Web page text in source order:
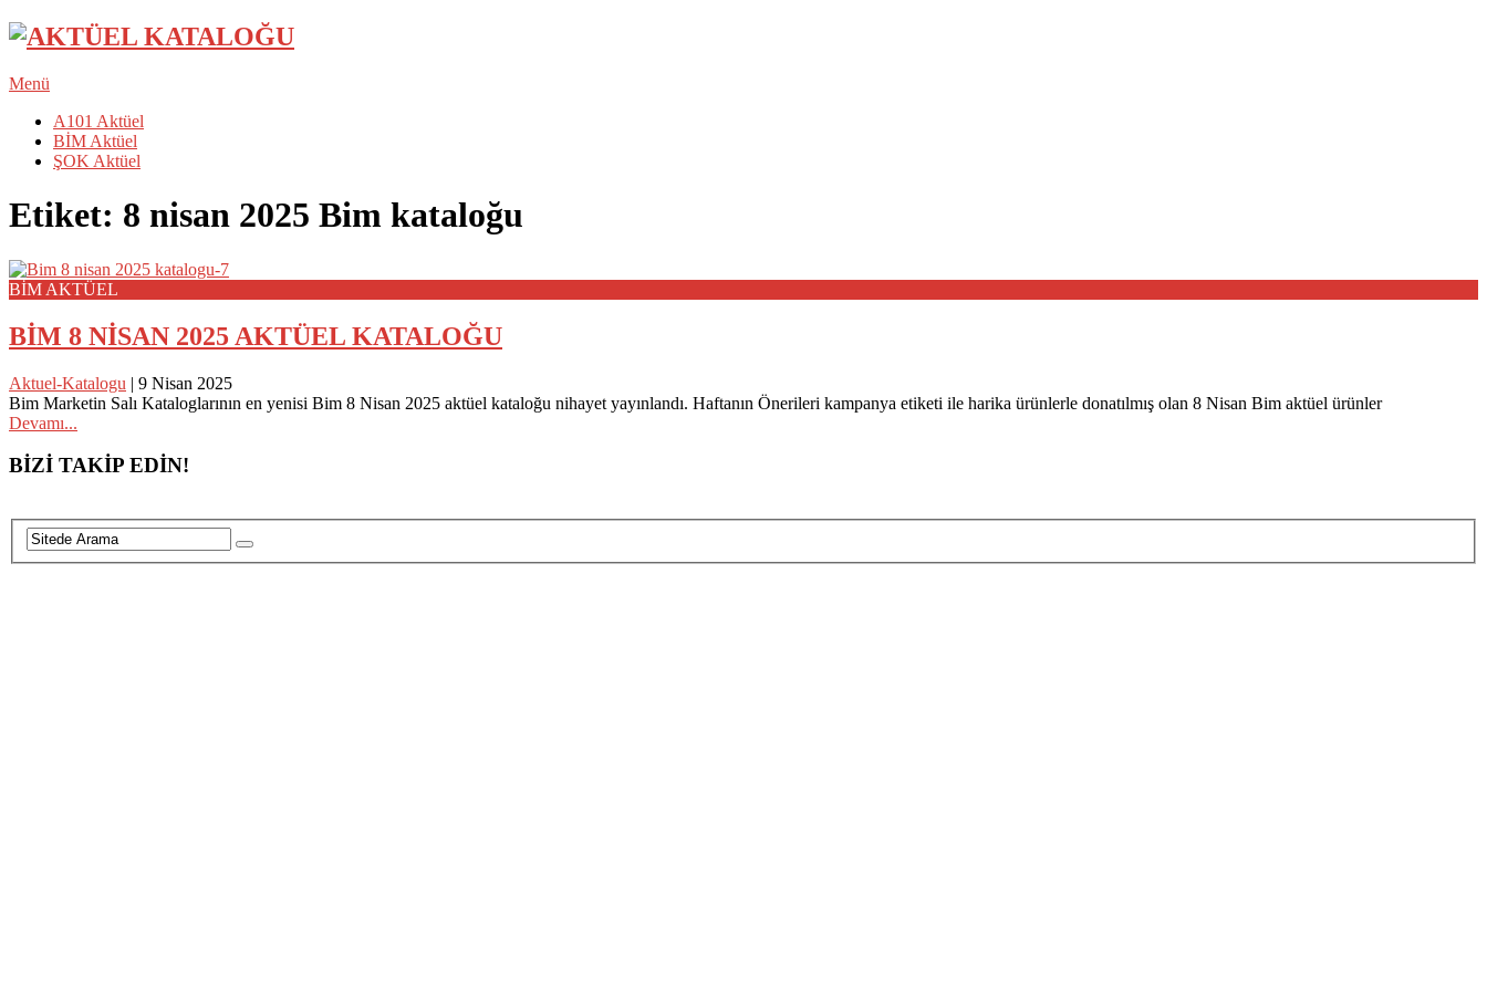
Menü
A101 Aktüel
BİM Aktüel
ŞOK Aktüel
Etiket: 8 nisan 2025 Bim kataloğu
BİM AKTÜEL
BİM 8 NİSAN 2025 AKTÜEL KATALOĞU
Aktuel-Katalogu | 9 Nisan 2025
Bim Marketin Salı Kataloglarının en yenisi Bim 8 Nisan 2025 aktüel kataloğu nihayet yayınlandı. Haftanın Önerileri kampanya etiketi ile harika ürünlerle donatılmış olan 8 Nisan Bim aktüel ürünler
Devamı...
Posts
navigation
BİZİ TAKİP EDİN!